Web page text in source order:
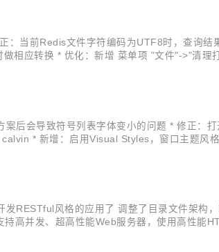
当前Redis文件字符编码为UTF8时，查询结
相应转换 * 优化：新增 菜单项 "文件"->"清理
后会导致符号列表字体变小的问题 * 修正：
* 新增：启用Visual Styles，窗口主题风
RESTful风格的应用了 调整了目录文件架
并发、超高性能Web服务器，使用高性能